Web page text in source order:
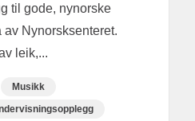
til gode, nynorske
av Nynorsksenteret.
leik,...
Musikk